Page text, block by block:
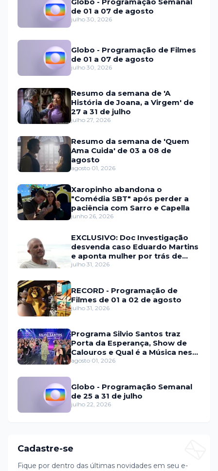
de 01 a 07 de agosto
julho 30, 2026
Globo - Programação de Filmes
de 01 a 07 de agosto
julho 30, 2026
Resumo da semana de 'A
História de Joana, a Virgem' de
27 a 31 de julho
julho 27, 2026
Resumo da semana de 'Quem
Ama Cuida' de 03 a 08 de
agosto
agosto 01, 2026
Xaropinho abandona o
"Comédia SBT" após perder a
paciência com Sarro e Capella
junho 26, 2026
EXCLUSIVO: Doc Investigação
desvenda caso Eduardo Martins
e aponta mulher por trás de
fraude internacional
julho 31, 2026
RECORD - Programação de
Filmes de 01 a 02 de agosto
julho 31, 2026
Programa Silvio Santos traz
Porta da Esperança, Show de
Calouros e Qual é a Música neste
domingo (2)
agosto 01, 2026
Globo - Programação Semanal
de 25 a 31 de julho
julho 22, 2026
Cadastre-se
Fique por dentro das últimas novidades em seu e-